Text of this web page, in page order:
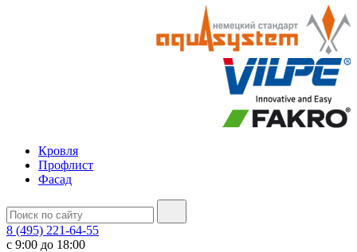
Кровля
Профлист
Фасад
8 (495) 221-64-55
с 9:00 до 18:00